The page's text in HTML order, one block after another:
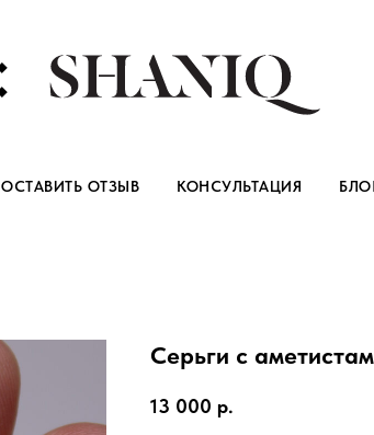
ОСТАВИТЬ ОТЗЫВ КОНСУЛЬТАЦИЯ
Серьги с
13 000 р.